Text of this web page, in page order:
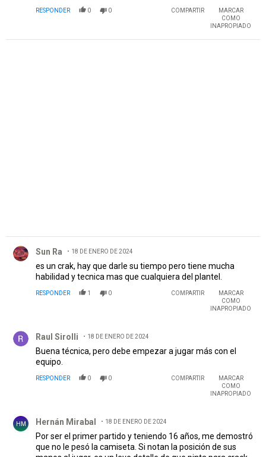
RESPONDER 0 0 COMPARTIR
MARCAR
COMO
INAPROPIADO
Sun Ra 18 DE ENERO DE 2024
es un crak, hay que darle su tiempo pero tiene mucha
habilidad y tecnica mas que cualquiera del plantel.
RESPONDER 1 0 COMPARTIR
MARCAR
COMO
INAPROPIADO
Raul Sirolli 18 DE ENERO DE 2024
Buena técnica, pero debe empezar a jugar más con el
equipo.
RESPONDER 0 0 COMPARTIR
MARCAR
COMO
INAPROPIADO
HM Hernán Mirabal 18 DE ENERO DE 2024
Por ser el primer partido y teniendo 16 años, me demostró
que no le pesó la camiseta. Si notan la posición de sus